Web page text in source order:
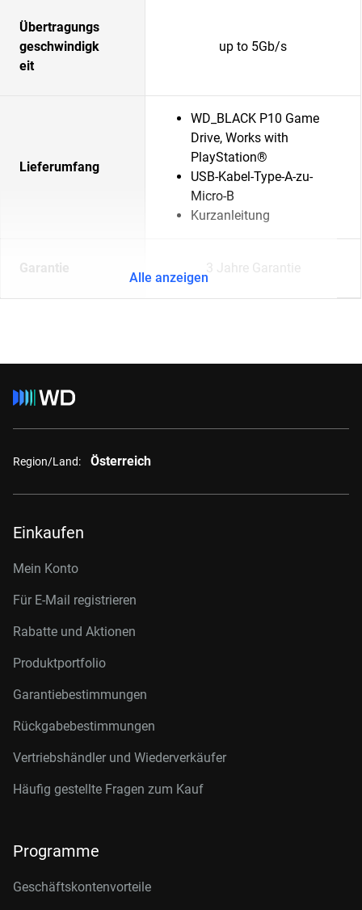
Übertragungs
geschwindigk
eit
up to 5Gb/s
Lieferumfang
WD_BLACK P10 Game
Drive, Works with
PlayStation®
USB-Kabel-Type-A-zu-
Micro-B
Kurzanleitung
Garantie 3 Jahre Garantie
Alle anzeigen
Region/Land: Österreich
Einkaufen
Mein Konto
Für E-Mail registrieren
Rabatte und Aktionen
Produktportfolio
Garantiebestimmungen
Rückgabebestimmungen
Vertriebshändler und Wiederverkäufer
Häufig gestellte Fragen zum Kauf
Programme
Geschäftskontenvorteile